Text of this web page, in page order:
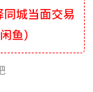
同城当面交易
鱼）